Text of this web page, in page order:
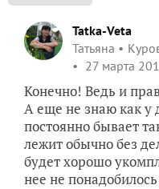
Tatka-Veta
Татьяна
27 марта
Конечно! Ведь и
А еще не знаю как у
постоянно бывает
лежит обычно без
будет хорошо
нее не